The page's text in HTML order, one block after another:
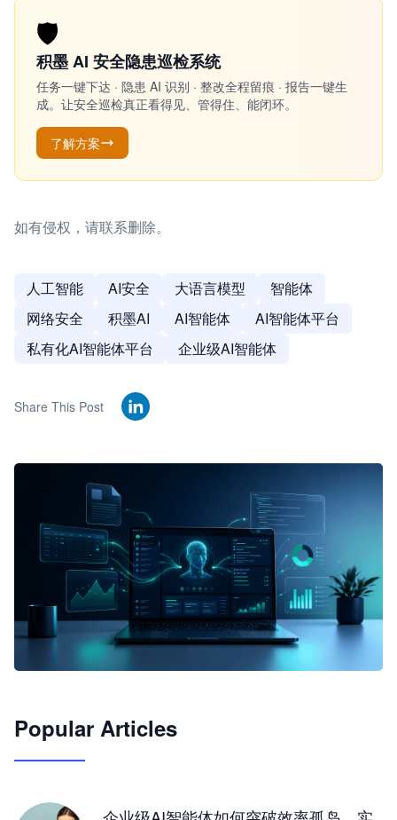
🛡️
积墨 AI 安全隐患巡检系统
任务一键下达 · 隐患 AI 识别 · 整改全程留痕 · 报告一键生
成。让安全巡检真正看得见、管得住、能闭环。
了解方案
如有侵权，请联系删除。
人工智能 AI安全 大语言模型
智能体
网络安全
积墨AI AI智能体
AI智能体平台
私有化AI智能体平台
企业级AI智能体
Share This Post
JimoClaw 桌面 AI Agent 工作台
Popular Articles